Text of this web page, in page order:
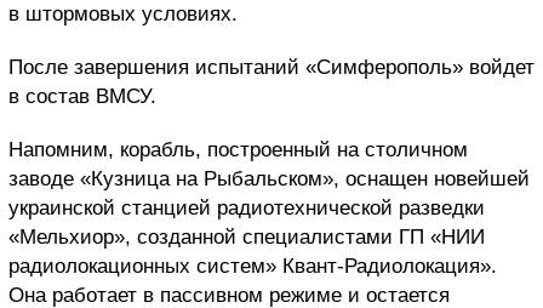
в штормовых условиях.
После завершения испытаний «Симферополь» войдет
в состав ВМСУ.
Напомним, корабль, построенный на столичном
заводе «Кузница на Рыбальском», оснащен новейшей
украинской станцией радиотехнической разведки
«Мельхиор», созданной специалистами ГП «НИИ
радиолокационных систем» Квант-Радиолокация».
Она работает в пассивном режиме и остается